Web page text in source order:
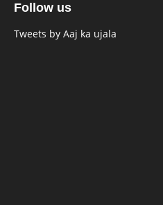
Follow us
Tweets by Aaj ka ujala